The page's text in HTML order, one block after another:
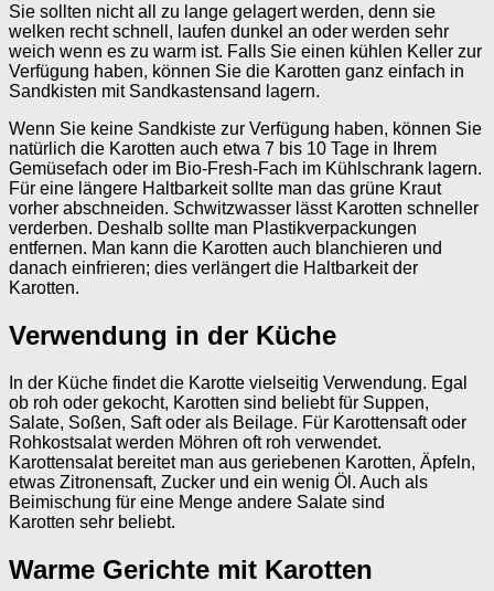
Sie sollten nicht all zu lange gelagert werden, denn sie
welken recht schnell, laufen dunkel an oder werden sehr
weich wenn es zu warm ist. Falls Sie einen kühlen Keller zur
Verfügung haben, können Sie die Karotten ganz einfach in
Sandkisten mit Sandkastensand lagern.
Wenn Sie keine Sandkiste zur Verfügung haben, können Sie
natürlich die Karotten auch etwa 7 bis 10 Tage in Ihrem
Gemüsefach oder im Bio-Fresh-Fach im Kühlschrank lagern.
Für eine längere Haltbarkeit sollte man das grüne Kraut
vorher abschneiden. Schwitzwasser lässt Karotten schneller
verderben. Deshalb sollte man Plastikverpackungen
entfernen. Man kann die Karotten auch blanchieren und
danach einfrieren; dies verlängert die Haltbarkeit der
Karotten.
Verwendung in der Küche
In der Küche findet die Karotte vielseitig Verwendung. Egal
ob roh oder gekocht, Karotten sind beliebt für Suppen,
Salate, Soßen, Saft oder als Beilage. Für Karottensaft oder
Rohkostsalat werden Möhren oft roh verwendet.
Karottensalat bereitet man aus geriebenen Karotten, Äpfeln,
etwas Zitronensaft, Zucker und ein wenig Öl. Auch als
Beimischung für eine Menge andere Salate sind
Karotten sehr beliebt.
Warme Gerichte mit Karotten